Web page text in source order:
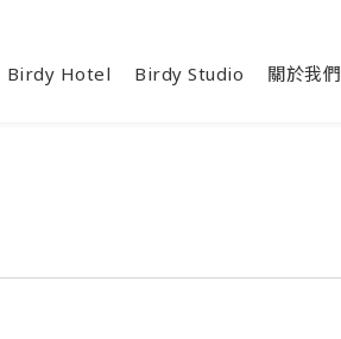
Birdy Hotel Birdy Studio 關於我們